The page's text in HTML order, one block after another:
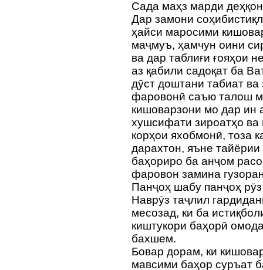
Сада маҳз марди
Дар замони
ҳайси маросими
маҷмуъ, ҳамчун оини
ва дар таблиғи ғояҳои
аз қабили садоқат ба
дӯст доштани табиат ва
фаровонӣ саъю талош
кишоварзони мо дар ин
хушсифати зироатҳо
корҳои яхобмонӣ, тоза
дарахтон, яъне
баҳориро ба анҷом
фаровон замина
Панҷоҳ шабу панҷоҳ
Наврӯз таҷлил
месозад, ки ба
киштукори баҳорӣ
бахшем.
Бовар дорам, ки
мавсими баҳор суръат